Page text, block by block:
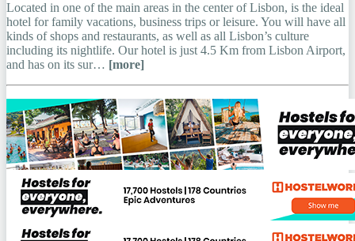
Located in one of the main areas in the center of Lisbon, is the ideal
hotel for family vacations, business trips or leisure. You will have all
kinds of shops and restaurants, as well as all Lisbon’s culture
including its nightlife. Our hotel is just 4.5 Km from Lisbon Airport,
and has on its sur… [more]